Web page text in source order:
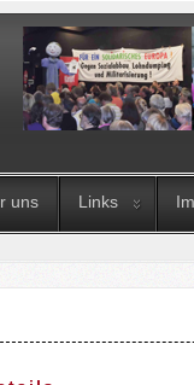
uns Links